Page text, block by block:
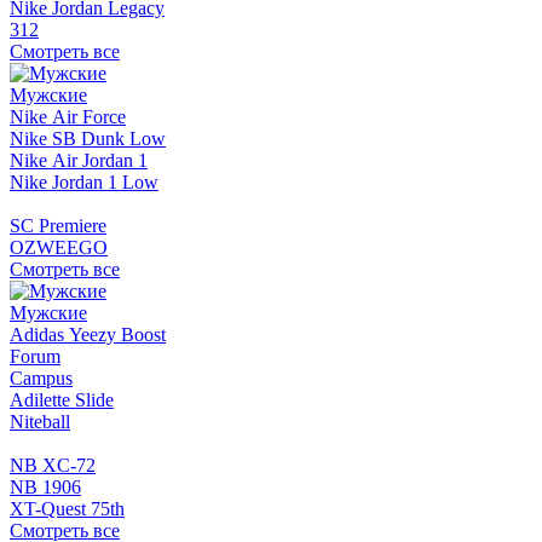
Nike Jordan Legacy
312
Смотреть все
Мужские
Nike Air Force
Nike SB Dunk Low
Nike Air Jordan 1
Nike Jordan 1 Low
SC Premiere
OZWEEGO
Смотреть все
Мужские
Adidas Yeezy Boost
Forum
Campus
Adilette Slide
Niteball
NB XC-72
NB 1906
XT-Quest 75th
Смотреть все